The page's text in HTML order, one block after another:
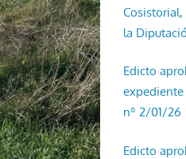
Cosistorial,
la
Edicto
nº 2/01/26
Edicto